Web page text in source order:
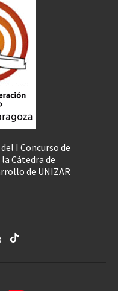
I Concurso de
Cátedra de
de UNIZAR